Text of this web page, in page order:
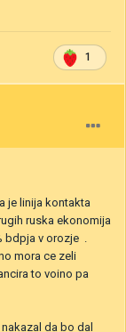
1
je linija kontakta
ruska ekonomija
bdpja v orozje .
mora ce zeli
to voino pa
da bo dal